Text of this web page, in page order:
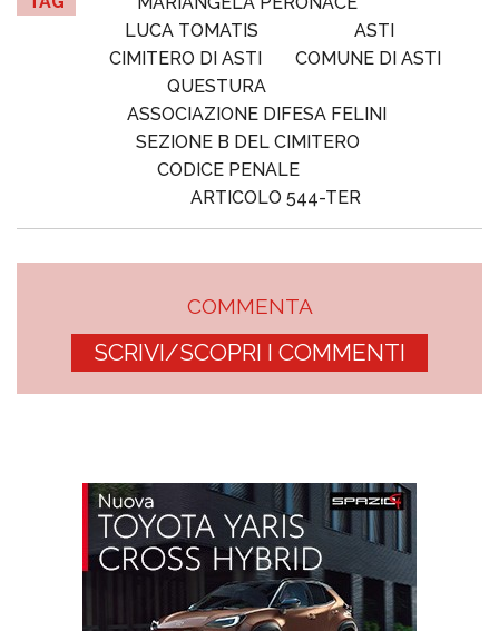
LUCA TOMATIS
ASTI
CIMITERO DI ASTI
COMUNE DI ASTI
QUESTURA
ASSOCIAZIONE DIFESA FELINI
SEZIONE B DEL CIMITERO
CODICE PENALE
ARTICOLO 544-TER
COMMENTA
SCRIVI/SCOPRI I COMMENTI